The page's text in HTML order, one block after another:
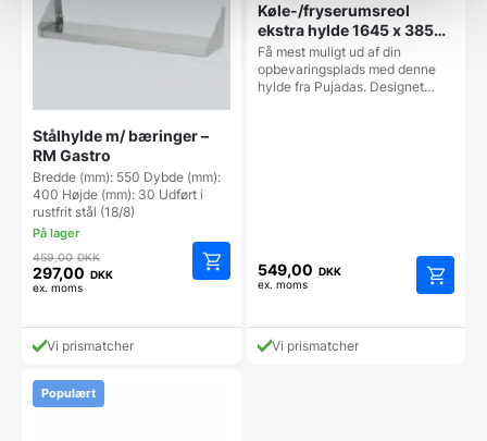
Stålhylde m/ bæringer –
RM Gastro
Bredde (mm): 550 Dybde (mm):
400 Højde (mm): 30 Udført i
rustfrit stål (18/8)
459,00DKKDen
oprindelige
459,00 DKK.
297,00 DKK
Den
pris
er:
ex. moms
Vi prismatcher
Køle-/fryserumsreol
ekstra hylde 1645 x 385
mm, Pujadas
Få mest muligt ud af din
opbevaringsplads med denne
hylde fra Pujadas. Designet…
549,00 DKK
ex. moms
Vi prismatcher
Populært